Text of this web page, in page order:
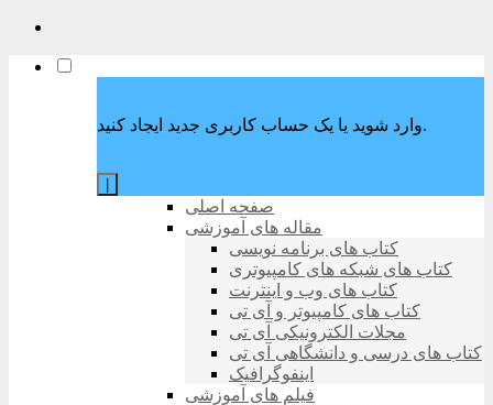
وارد شوید یا یک حساب کاربری جدید ایجاد کنید.
صفحه اصلی
مقاله های آموزشی
کتاب های برنامه نویسی
کتاب های شبکه های کامپیوتری
کتاب های وب و اینترنت
کتاب های کامپیوتر و آی تی
مجلات الکترونیکی آی تی
کتاب های درسی و دانشگاهی آی تی
اینفوگرافیک
فیلم های آموزشی